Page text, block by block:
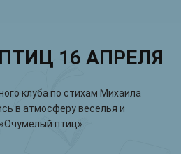
16 АПРЕЛЯ
клуба по стихам Михаила
в атмосферу веселья и
птиц».